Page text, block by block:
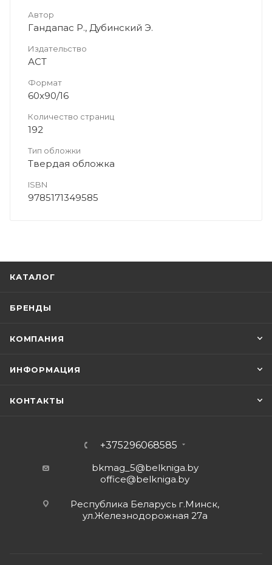
Автор
Гандапас Р., Дубинский Э.
Издательство
АСТ
Формат
60x90/16
Количество страниц
192
Тип обложки
Твердая обложка
ISBN
9785171349585
КАТАЛОГ
БРЕНДЫ
КОМПАНИЯ
ИНФОРМАЦИЯ
КОНТАКТЫ
+375296068585
bkmag_5@belkniga.by
office@belkniga.by
Республика Беларусь г.Минск,
ул.Железнодорожная 27а